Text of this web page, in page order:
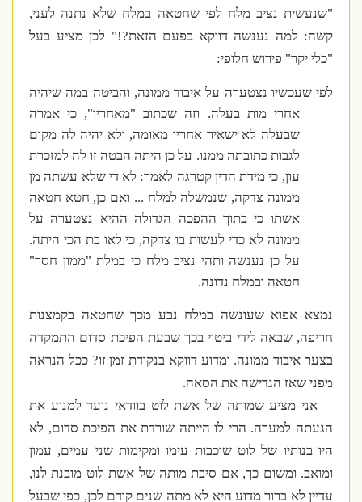
"שנעשית נציב מלח לפי שחטאה במלח שלא נתנה לעני,
קשה: למה נענשה דווקא בפעם הזאת?!" לכן מציע בעל
"כלי יקר" פירוש חלופי:
לפי שעכשיו נצטערה על איבוד ממונה, והביטה במה שיהיה
אחרי מות בעלה. וזה שכתוב "מאחריו", כי אמרה
שבעלה לא ישאיר אחריו מאומה, ולא יהיה לה מקום
לגבות כתובתה ממנו. על כן היתה הבטה זו לה למזכרת
עון, כי מידת הדין קטרגה לאמר: לא די שלא עשתה מן
ממונה צדקה, שנמשלה למלח ... ואם כן, חטא חטאה
אשתו כי בתוך ההפכה הגדולה ההיא נצטערה על
ממונה לא כדי לעשות בו צדקה, כי לאו בת הכי היתה.
על כן נענשה ותהי נציב מלח כי במלת "ממון חסר"
חטאה ובמלח נדונה.
נמצא אפוא שעונשה במלח נבע מכך שחטאה בקמצנות
חריפה, שבאה לידי ביטוי בכך שבעת הפיכת סדום התמקדה
בצער איבוד ממונה. ומדוע דווקא בנקודת זמן זו? ככל הנראה
מפני שאז הגדישה את הסאה.
אני מציע שמותה של אשת לוט בוודאי נועד למנוע את
הגעתה למערה. הרי לו הייתה שורדת את הפיכת סדום, לא
היו בנותיו של לוט שוכבות עימו ומקימות שני עמים, עמון
ומואב. ומשום כך, אם סיבת מותה של אשת לוט מובנת לנו,
עדיין לא ברור מדוע היא לא מתה שנים קודם לכן, כפי שבעל